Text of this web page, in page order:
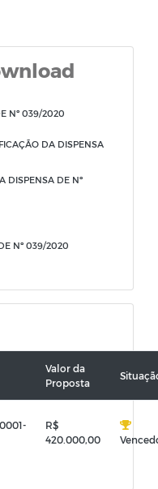
Nº 039/2020
DA DISPENSA
DISPENSA DE Nº
Nº 039/2020
Valor da
Proposta
R$
420.000,00